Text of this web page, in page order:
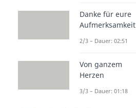
Danke für eure
Aufmerksamkeit
2/3 – Dauer: 02:51
Von ganzem
Herzen
3/3 – Dauer: 01:18